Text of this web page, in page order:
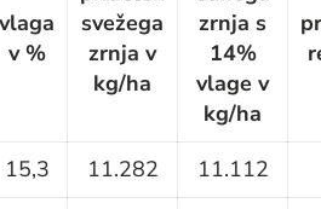
vlaga
v %
svežega
zrnja v
kg/ha
zrnja s
14%
vlage v
kg/ha
15,3 11.282
11.112